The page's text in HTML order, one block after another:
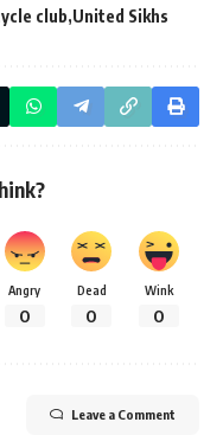
club United Sikhs
Angry
0
Dead
0
Wink
0
Leave a Comment